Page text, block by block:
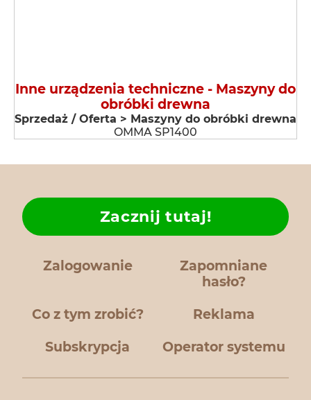
Inne urządzenia techniczne - Maszyny do
obróbki drewna
Sprzedaż / Oferta > Maszyny do obróbki drewna
OMMA SP1400
Zalogowanie
Zapomniane
hasło?
Co z tym zrobić?
Zacznij tutaj!
Reklama
Subskrypcja Operator systemu